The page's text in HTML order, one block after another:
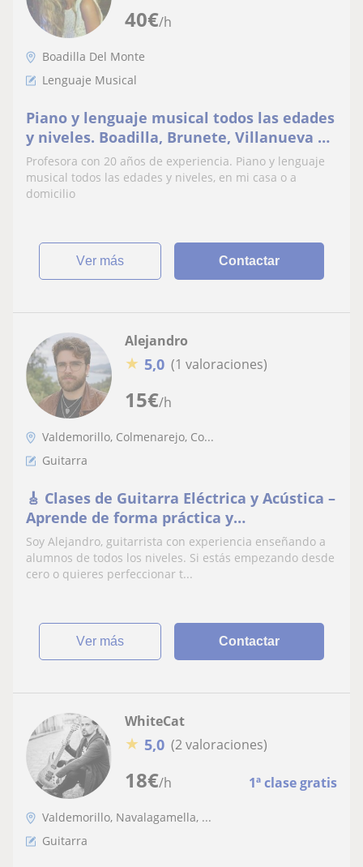
40€/h
Boadilla Del Monte
Lenguaje Musical
Piano y lenguaje musical todos las edades
y niveles. Boadilla, Brunete, Villanueva de
la Cañada, Villanueva del Pardillo,
Valdemorillo
Profesora con 20 años de experiencia. Piano y lenguaje
musical todos las edades y niveles, en mi casa o a
domicilio
ver más Contactar
15€/h
Alejandro
★ 5,0 (1 valoraciones)
Valdemorillo, Colmenarejo, Co...
Guitarra
🎸 Clases de Guitarra Eléctrica y Acústica –
Aprende de forma práctica y
personalizada 🎶
Soy Alejandro, guitarrista con experiencia enseñando a
alumnos de todos los niveles. Si estás empezando desde
cero o quieres perfeccionar t...
ver más Contactar
18€/h 1ª clase gratis
WhiteCat
★ 5,0 (2 valoraciones)
Valdemorillo, Navalagamella, ...
Guitarra